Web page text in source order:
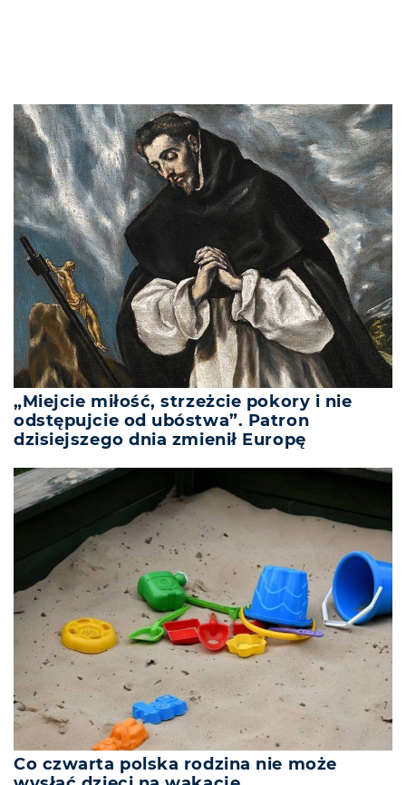
„Miejcie miłość, strzeżcie pokory i nie
odstępujcie od ubóstwa”. Patron
dzisiejszego dnia zmienił Europę
Co czwarta polska rodzina nie może